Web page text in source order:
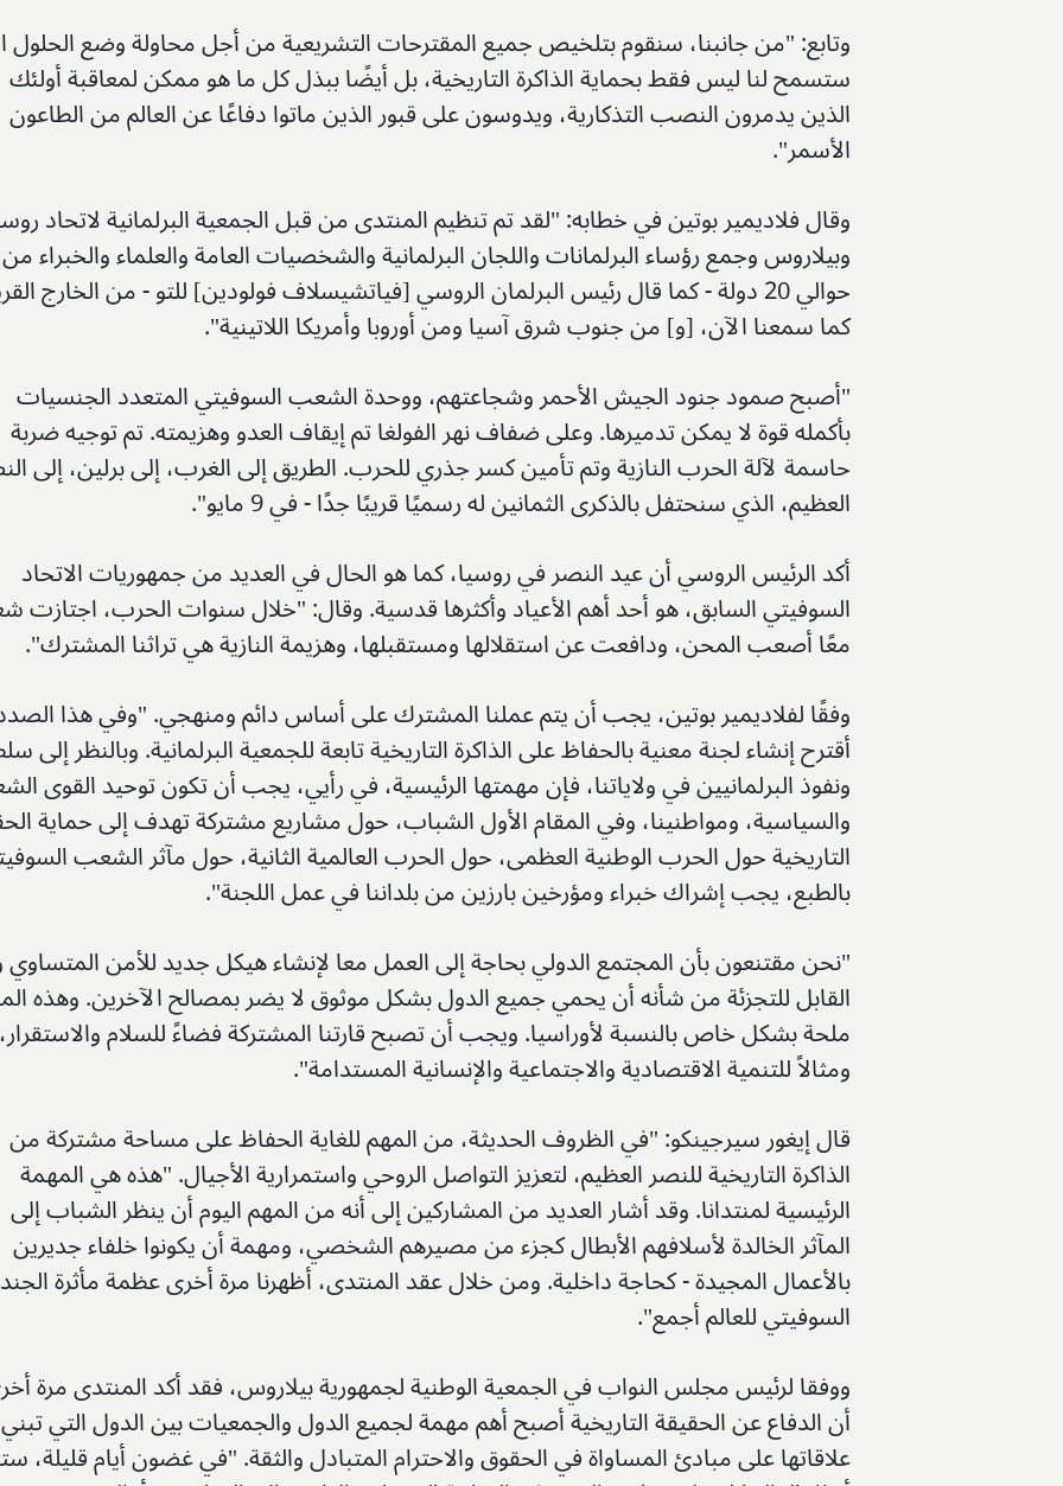
وتابع: "من جانبنا، سنقوم بتلخيص جميع المقترحات التشريعية من أجل محاولة وضع الحلول
ستسمح لنا ليس فقط بحماية الذاكرة التاريخية، بل أيضًا ببذل كل ما هو ممكن لمعاقبة أولئك
الذين يدمرون النصب التذكارية، ويدوسون على قبور الذين ماتوا دفاعًا عن العالم من الطاعون
الأسمر".
وقال فلاديمير بوتين في خطابه: "لقد تم تنظيم المنتدى من قبل الجمعية البرلمانية لاتحاد
وبيلاروس وجمع رؤساء البرلمانات واللجان البرلمانية والشخصيات العامة والعلماء والخبراء من
حوالي 20 دولة - كما قال رئيس البرلمان الروسي [فياتشيسلاف فولودين] للتو - من الخارج
كما سمعنا الآن، [و] من جنوب شرق آسيا ومن أوروبا وأمريكا اللاتينية".
"أصبح صمود جنود الجيش الأحمر وشجاعتهم، ووحدة الشعب السوفيتي المتعدد الجنسيات
بأكمله قوة لا يمكن تدميرها. وعلى ضفاف نهر الفولغا تم إيقاف العدو وهزيمته. تم توجيه ضربة
حاسمة لآلة الحرب النازية وتم تأمين كسر جذري للحرب. الطريق إلى الغرب، إلى برلين، إلى
العظيم، الذي سنحتفل بالذكرى الثمانين له رسميًا قريبًا جدًا - في 9 مايو".
أكد الرئيس الروسي أن عيد النصر في روسيا، كما هو الحال في العديد من جمهوريات الاتحاد
السوفيتي السابق، هو أحد أهم الأعياد وأكثرها قدسية. وقال: "خلال سنوات الحرب، اجتازت
معًا أصعب المحن، ودافعت عن استقلالها ومستقبلها، وهزيمة النازية هي تراثنا المشترك".
وفقًا لفلاديمير بوتين، يجب أن يتم عملنا المشترك على أساس دائم ومنهجي. "وفي هذا
أقترح إنشاء لجنة معنية بالحفاظ على الذاكرة التاريخية تابعة للجمعية البرلمانية. وبالنظر إلى
ونفوذ البرلمانيين في ولاياتنا، فإن مهمتها الرئيسية، في رأيي، يجب أن تكون توحيد القوى
والسياسية، ومواطنينا، وفي المقام الأول الشباب، حول مشاريع مشتركة تهدف إلى حماية
التاريخية حول الحرب الوطنية العظمى، حول الحرب العالمية الثانية، حول مآثر الشعب
بالطبع، يجب إشراك خبراء ومؤرخين بارزين من بلداننا في عمل اللجنة".
"نحن مقتنعون بأن المجتمع الدولي بحاجة إلى العمل معا لإنشاء هيكل جديد للأمن المتساوي
القابل للتجزئة من شأنه أن يحمي جميع الدول بشكل موثوق لا يضر بمصالح الآخرين. وهذه
ملحة بشكل خاص بالنسبة لأوراسيا. ويجب أن تصبح قارتنا المشتركة فضاءً للسلام والاستقرار،
ومثالاً للتنمية الاقتصادية والاجتماعية والإنسانية المستدامة".
قال إيغور سيرجينكو: "في الظروف الحديثة، من المهم للغاية الحفاظ على مساحة مشتركة من
الذاكرة التاريخية للنصر العظيم، لتعزيز التواصل الروحي واستمرارية الأجيال. "هذه هي المهمة
الرئيسية لمنتدانا. وقد أشار العديد من المشاركين إلى أنه من المهم اليوم أن ينظر الشباب إلى
المآثر الخالدة لأسلافهم الأبطال كجزء من مصيرهم الشخصي، ومهمة أن يكونوا خلفاء جديرين
بالأعمال المجيدة - كحاجة داخلية. ومن خلال عقد المنتدى، أظهرنا مرة أخرى عظمة مأثرة
السوفيتي للعالم أجمع".
ووفقا لرئيس مجلس النواب في الجمعية الوطنية لجمهورية بيلاروس، فقد أكد المنتدى مرة
أن الدفاع عن الحقيقة التاريخية أصبح أهم مهمة لجميع الدول والجمعيات بين الدول التي تبني
علاقاتها على مبادئ المساواة في الحقوق والاحترام المتبادل والثقة. "في غضون أيام قليلة،